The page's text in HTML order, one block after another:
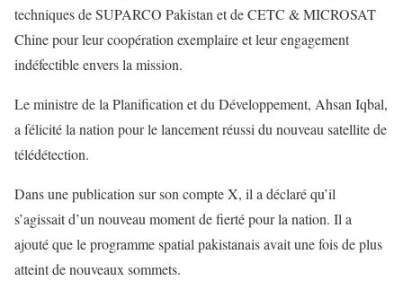
techniques de SUPARCO Pakistan et de CETC & MICROSAT
Chine pour leur coopération exemplaire et leur engagement
indéfectible envers la mission.
Le ministre de la Planification et du Développement, Ahsan Iqbal,
a félicité la nation pour le lancement réussi du nouveau satellite de
télédétection.
Dans une publication sur son compte X, il a déclaré qu’il
s’agissait d’un nouveau moment de fierté pour la nation. Il a
ajouté que le programme spatial pakistanais avait une fois de plus
atteint de nouveaux sommets.